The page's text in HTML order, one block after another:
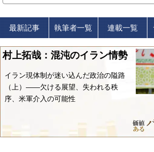
最新記事 執筆者一覧 連載一覧
村上拓哉：混沌のイラン情勢
イラン現体制が迷い込んだ政治の隘路
（上）――欠ける展望、失われる秩
序、米軍介入の可能性